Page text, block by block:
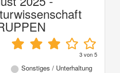
3von5
Sonstiges / Unterhaltung